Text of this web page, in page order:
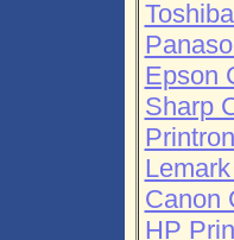
Epson
Sharp
Canon
HP